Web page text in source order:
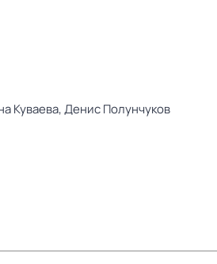
Куваева,Денис Полунчуков